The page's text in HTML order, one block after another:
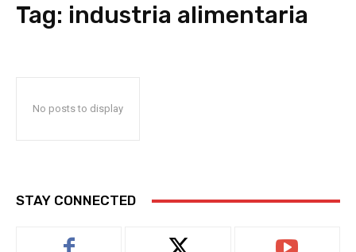
Tag: industria alimentaria
No posts to display
STAY CONNECTED